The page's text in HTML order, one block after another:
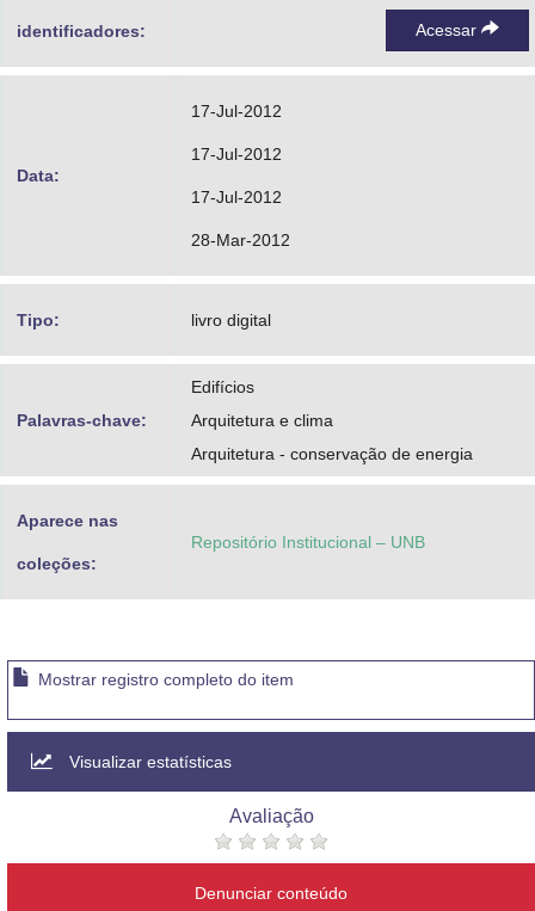
identificadores: Acessar
Data:
17-Jul-2012
17-Jul-2012
17-Jul-2012
28-Mar-2012
Tipo: livro digital
Palavras-chave:
Edifícios
Arquitetura e clima
Arquitetura - conservação de energia
Aparece nas
coleções:
Repositório Institucional – UNB
Mostrar registro completo do item
Visualizar estatísticas
Avaliação
Denunciar conteúdo